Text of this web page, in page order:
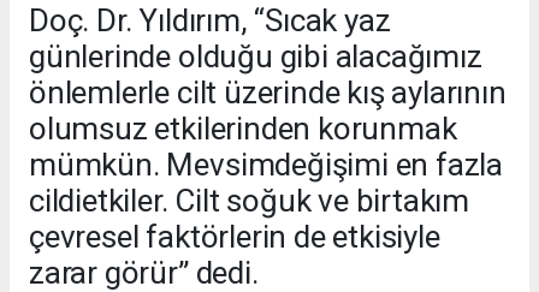
Doç. Dr. Yıldırım, “Sıcak yaz
günlerinde olduğu gibi alacağımız
önlemlerle cilt üzerinde kış aylarının
olumsuz etkilerinden korunmak
mümkün. Mevsimdeğişimi en fazla
cildietkiler. Cilt soğuk ve birtakım
çevresel faktörlerin de etkisiyle
zarar görür” dedi.